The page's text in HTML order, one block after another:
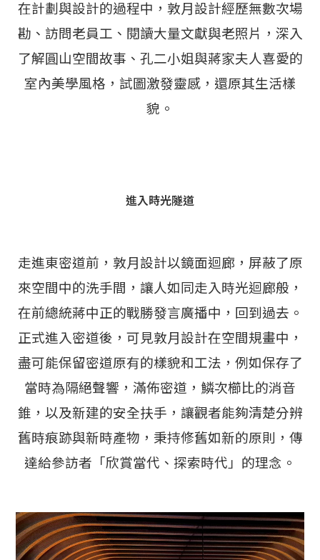
在計劃與設計的過程中，敦月設計經歷無數次場
勘、訪問老員工、閱讀大量文獻與老照片，深入
了解圓山空間故事、孔二小姐與蔣家夫人喜愛的
室內美學風格，試圖激發靈感，還原其生活樣
貌。
進入時光隧道
走進東密道前，敦月設計以鏡面迴廊，屏蔽了原
來空間中的洗手間，讓人如同走入時光迴廊般，
在前總統蔣中正的戰勝發言廣播中，回到過去。
正式進入密道後，可見敦月設計在空間規畫中，
盡可能保留密道原有的樣貌和工法，例如保存了
當時為隔絕聲響，滿佈密道，鱗次櫛比的消音
錐，以及新建的安全扶手，讓觀者能夠清楚分辨
舊時痕跡與新時產物，秉持修舊如新的原則，傳
達給參訪者「欣賞當代、探索時代」的理念。